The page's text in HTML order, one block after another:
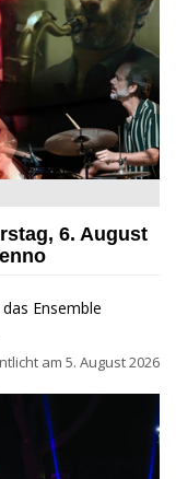
Garda Jazz
6. August
Ensemble
am 5. August 2026